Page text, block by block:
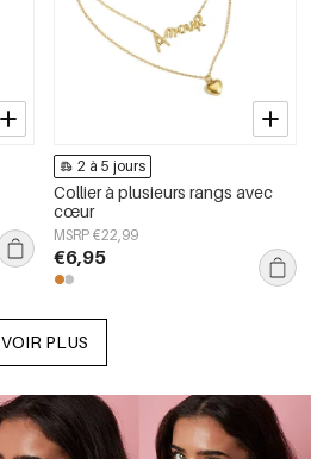
2 à 5 jours
Collier à plusieurs rangs avec
cœur
MSRP €22,99
€6,95
VOIR PLUS